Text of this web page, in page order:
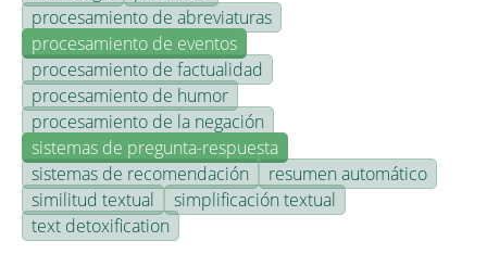
procesamiento de abreviaturas
procesamiento de eventos
procesamiento de factualidad
procesamiento de humor
procesamiento de la negación
sistemas de pregunta-respuesta
sistemas de recomendación
resumen automático
similitud textual
simplificación textual
text detoxification